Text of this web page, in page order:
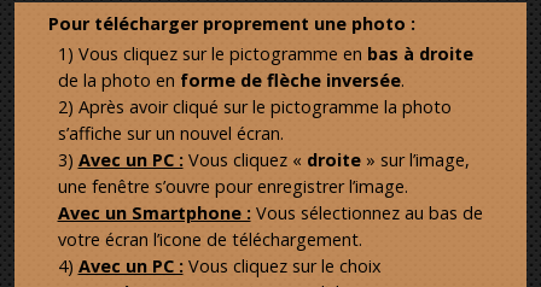
Pour télécharger proprement une photo :
1) Vous cliquez sur le pictogramme en bas à droite
de la photo en forme de flèche inversée.
2) Après avoir cliqué sur le pictogramme la photo
s’affiche sur un nouvel écran.
3) Avec un PC :Vous cliquez « droite» sur l’image,
une fenêtre s’ouvre pour enregistrer l’image.
Avec un Smartphone :Vous sélectionnez au bas de
votre écran l’icone de téléchargement.
4) Avec un PC :Vous cliquez sur le choix